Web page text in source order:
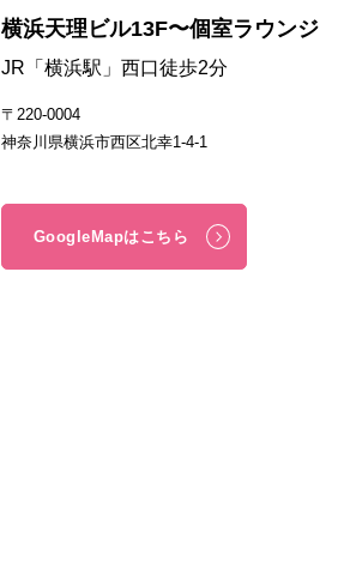
横浜天理ビル13F〜個室ラウンジ
JR「横浜駅」西口徒歩2分
〒220-0004
神奈川県横浜市西区北幸1-4-1
GoogleMapはこちら